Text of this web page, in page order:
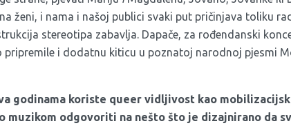
ženi, i nama i našoj publici svaki put pričinjava toliku
stereotipa zabavlja. Dapače, za rođendanski
pripremile i dodatnu kiticu u poznatoj narodnoj pjesmi
godinama koriste queer vidljivost kao
muzikom odgovoriti na nešto što je dizajnirano da